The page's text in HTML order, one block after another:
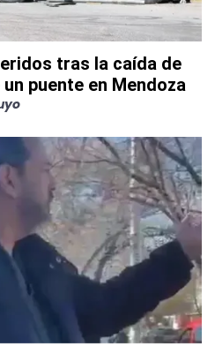
tras la caída de
puente en Mendoza